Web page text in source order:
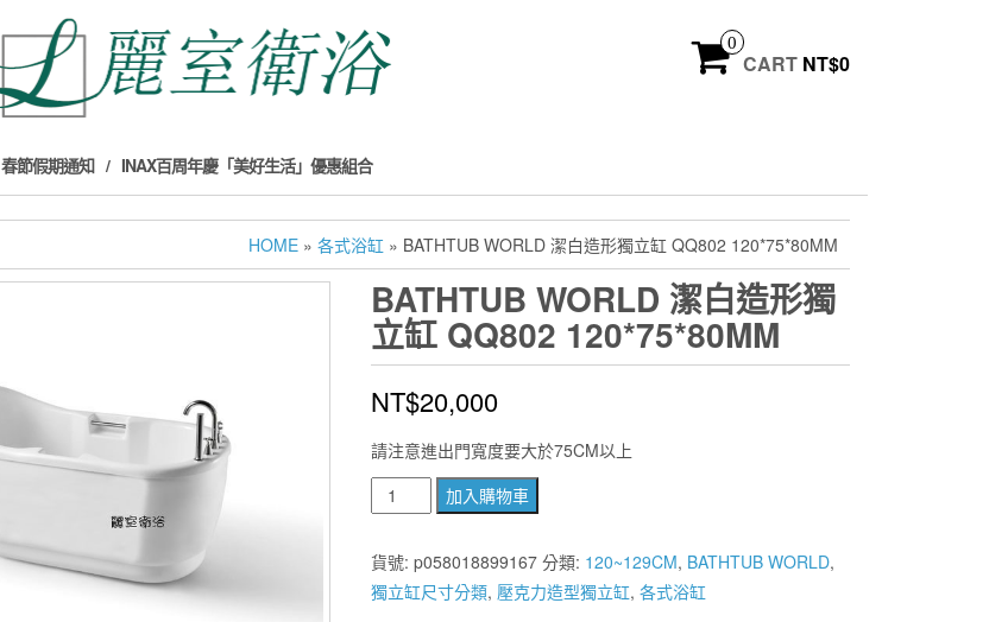
0
CART NT$0
節假期通知 INAX百周年慶「美好生活」優惠組合
HOME » 各式浴缸 » BATHTUB WORLD 潔白造形獨立缸 QQ802 120*75*80MM
BATHTUB WORLD 潔白造形獨
立缸 QQ802 120*75*80MM
NT$20,000
請注意進出門寬度要大於75CM以上
BATHTUB
WORLD
潔
白
造
加入購物車
貨號: p058018899167 分類: 120~129CM, BATHTUB WORLD,
獨立缸尺寸分類, 壓克力造型獨立缸, 各式浴缸